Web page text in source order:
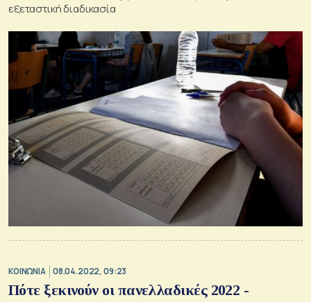
εξεταστική διαδικασία
ΚΟΙΝΩΝΙΑ 08.04.2022, 09:23
Πότε ξεκινούν οι πανελλαδικές 2022 -